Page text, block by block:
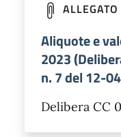
ALLEGATO
Aliquote e
2023
n. 7 del 12-
Delibera CC